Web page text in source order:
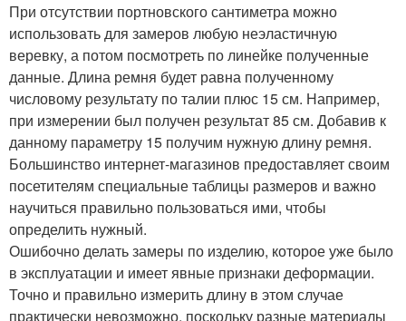
При отсутствии портновского сантиметра можно
использовать для замеров любую неэластичную
веревку, а потом посмотреть по линейке полученные
данные. Длина ремня будет равна полученному
числовому результату по талии плюс 15 см. Например,
при измерении был получен результат 85 см. Добавив к
данному параметру 15 получим нужную длину ремня.
Большинство интернет-магазинов предоставляет своим
посетителям специальные таблицы размеров и важно
научиться правильно пользоваться ими, чтобы
определить нужный.
Ошибочно делать замеры по изделию, которое уже было
в эксплуатации и имеет явные признаки деформации.
Точно и правильно измерить длину в этом случае
практически невозможно, поскольку разные материалы